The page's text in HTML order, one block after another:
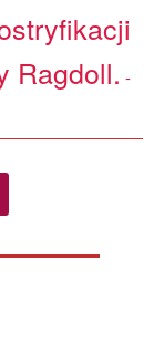
Ragdoll.